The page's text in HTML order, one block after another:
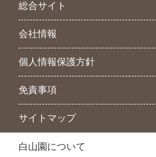
総合サイト
会社情報
個人情報保護方針
免責事項
サイトマップ
白山園について